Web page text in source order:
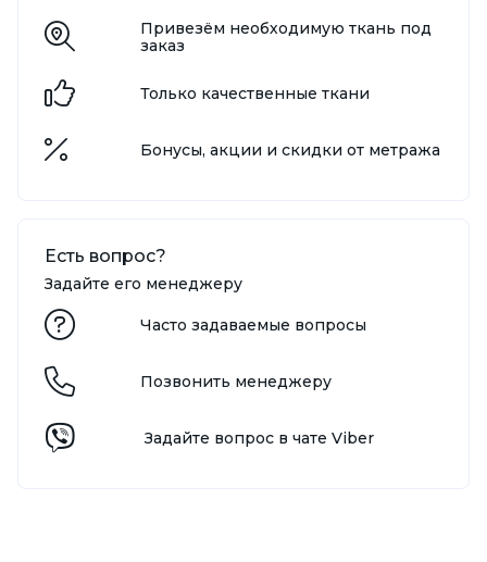
Привезём необходимую ткань под
заказ
Только качественные ткани
Бонусы, акции и скидки от метража
Есть вопрос?
Задайте его менеджеру
Часто задаваемые вопросы
Позвонить менеджеру
Задайте вопрос в чате Viber